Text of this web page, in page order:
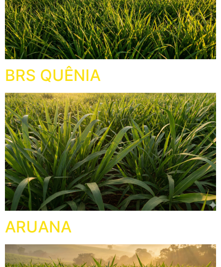
BRS QUÊNIA
ARUANA